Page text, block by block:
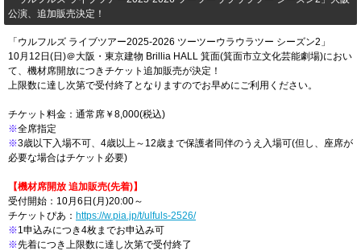
公演、追加販売決定！
「ウルフルズ ライブツアー2025-2026 ツーツーウラウラツー シーズン2」
10月12日(日)＠大阪・東京建物 Brillia HALL 箕面(箕面市立文化芸能劇場)におい
て、機材席開放につきチケット追加販売が決定！
上限数に達し次第で受付終了となりますのでお早めにご利用ください。
チケット料金：通常席￥8,000(税込)
※全席指定
※3歳以下入場不可、4歳以上～12歳まで保護者同伴のうえ入場可(但し、座席が
必要な場合はチケット必要)
【機材席開放 追加販売(先着)】
受付開始：10月6日(月)20:00～
チケットぴあ： https://w.pia.jp/t/ulfuls-2526/
※1申込みにつき4枚までお申込み可
※先着につき上限数に達し次第で受付終了